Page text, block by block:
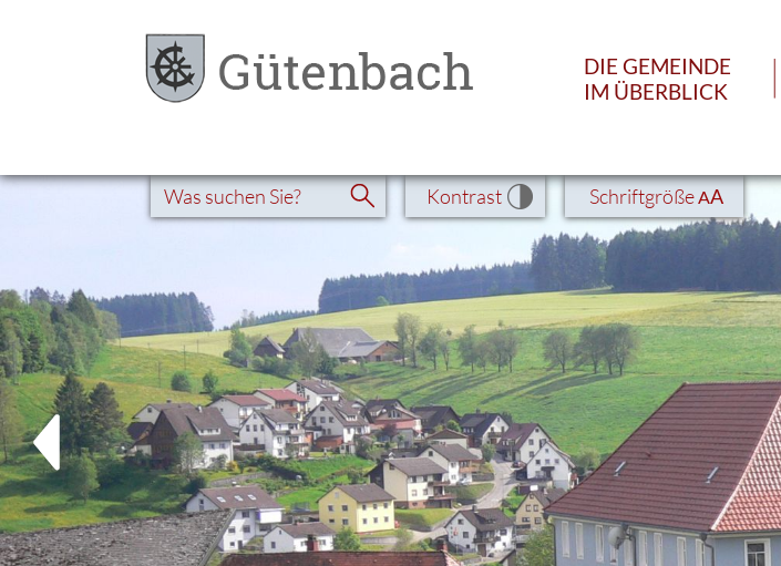
DIE GEMEINDE
IM ÜBERBLICK
Kontrast SchriftgrößeAA